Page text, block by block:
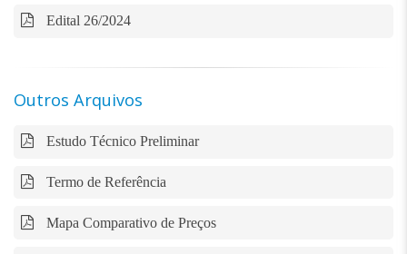
Edital 26/2024
Outros Arquivos
Estudo Técnico Preliminar
Termo de Referência
Mapa Comparativo de Preços